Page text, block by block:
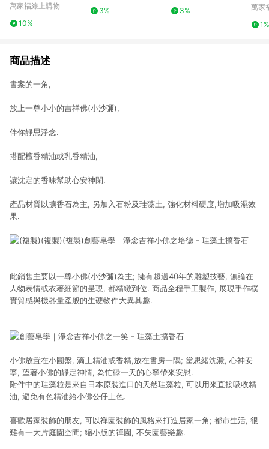
萬家福線上購物
10%
3%
3%
萬家
1%
商品描述
書案的一角,
放上一尊小小的吉祥佛(小沙彌),
伴你靜思淨念.
搭配檀香精油或乳香精油,
讓沈定的香味幫助心安神閑.
產品材質以擴香石為主, 另加入石粉及珪藻土, 強化材料硬度,增加吸濕效
果.
此銷售主要以一尊小佛(小沙彌)為主; 擁有超過40年的雕塑技藝, 無論在
人物表情或衣著細節的呈現, 都精緻到位. 商品全程手工製作, 展現手作樸
實質感與機器量產般的生硬物件大異其趣.
小佛放置在小圓盤, 滴上精油或香精,放在書房一隅; 當思緒沈澱, 心神安
寧, 望著小佛的靜定神情, 為忙碌一天的心寧帶來安慰.
附件中的珪藻粒是來自日本原裝進口的天然珪藻粒, 可以用來直接吸收精
油, 避免有色精油給小佛公仔上色.
喜歡居家裝飾的朋友, 可以禪園裝飾的風格來打造居家一角; 都市生活, 很
難有一大片庭園空間; 縮小版的禪園, 不失園藝樂趣.